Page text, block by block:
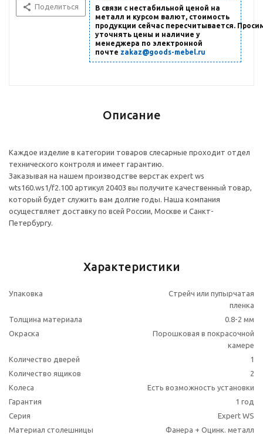
Поделиться
В связи с нестабильной ценой на
металл и курсом валют, стоимость
продукции сейчас пересчитывается.
уточнять цены и наличие у
менеджера по электронной
почте zakaz@goods-mebel.ru
Описание
Каждое изделие в категории товаров слесарные проходит отдел
технического контроля и имеет гарантию.
Заказывая на нашем производстве верстак expert ws
wts160.ws1/f2.100 артикул 20403 вы получите качественный товар,
который будет служить вам долгие годы. Наша компания
осуществляет доставку по всей России, Москве и Санкт-
Петербургу.
Характеристики
Упаковка
Стрейч или пупырчатая
пленка
Толщина материала
0.8-2 мм
Окраска
Порошковая в покрасочной
камере
Количество дверей
1
Количество ящиков
2
Колесa
Есть возможность установки
Гарантия
1 год
Серия
Expert WS
Материал столешницы
Фанера + Оцинк. металл